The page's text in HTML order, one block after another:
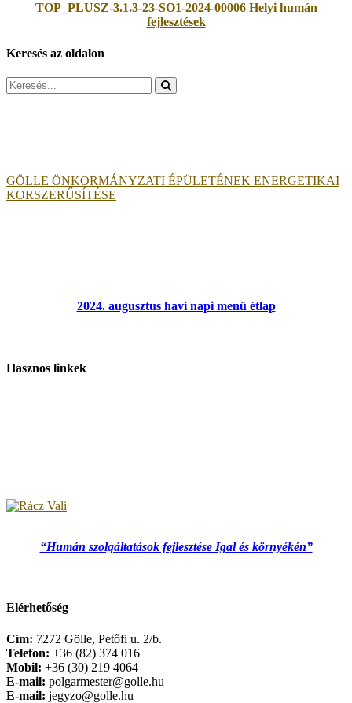
TOP_PLUSZ-3.1.3-23-SO1-2024-00006 Helyi humán
fejlesztések
Keresés az oldalon
Search
for:
GÖLLE ÖNKORMÁNYZATI ÉPÜLETÉNEK ENERGETIKAI
KORSZERŰSÍTÉSE
2024. augusztus havi napi menü étlap
Hasznos linkek
“Humán szolgáltatások fejlesztése Igal és környékén”
Elérhetőség
Cím: 7272 Gölle, Petőfi u. 2/b.
Telefon: +36 (82) 374 016
Mobil: +36 (30) 219 4064
E-mail: polgarmester@golle.hu
E-mail: jegyzo@golle.hu